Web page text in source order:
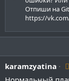
Отпиши на
https://
karamzyatina